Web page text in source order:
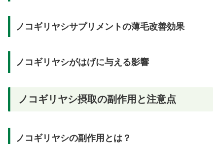
ノコギリヤシサプリメントの薄毛改善効果
ノコギリヤシがはげに与える影響
ノコギリヤシ摂取の副作用と注意点
ノコギリヤシの副作用とは？